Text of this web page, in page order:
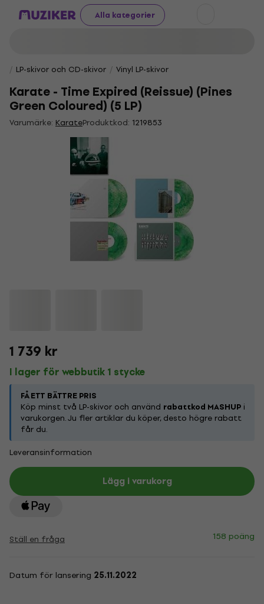
Alla kategorier
LP-skivor och CD-skivor Vinyl LP-skivor
Karate - Time Expired (Reissue) (Pines
Green Coloured) (5 LP)
Varumärke: KarateProduktkod: 1219853
1 739 kr
I lager för webbutik 1 stycke
FÅ ETT BÄTTRE PRIS
Köp minst två LP-skivor och använd rabattkod MASHUP i
varukorgen. Ju fler artiklar du köper, desto högre rabatt
får du.
Leveransinformation
Lägg i varukorg
Ställ en fråga 158 poäng
Datum för lansering 25.11.2022